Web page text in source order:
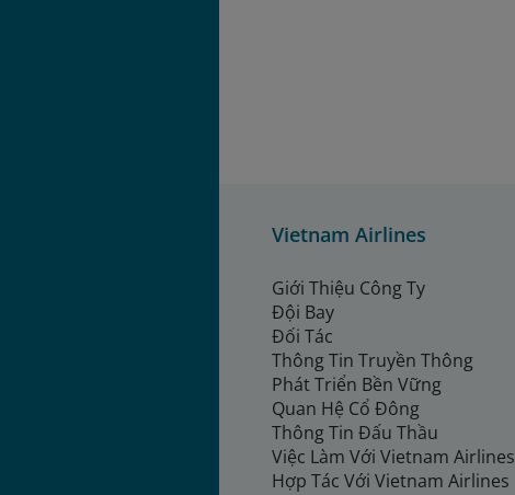
Vietnam Airlines
Giới Thiệu Công Ty
Đội Bay
Đối Tác
Thông Tin Truyền Thông
Phát Triển Bền Vững
Quan Hệ Cổ Đông
Thông Tin Đấu Thầu
Việc Làm Với Vietnam Airlines
Hợp Tác Với Vietnam Airlines